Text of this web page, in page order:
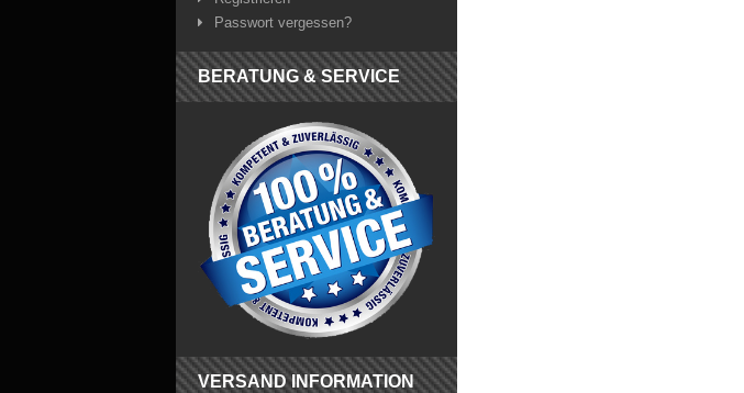
Passwort vergessen?
BERATUNG & SERVICE
VERSAND INFORMATION